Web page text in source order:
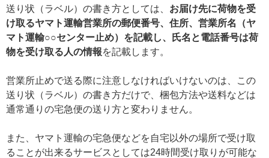
送り状（ラベル）の書き方としては、 お届け先に荷物を受
け取るヤマト運輸営業所の郵便番号、住所、営業所名（ヤ
マト運輸○○センター止め）を記載し、氏名と電話番号は荷
物を受け取る人の情報を記載します。
営業所止めで送る際に注意しなければいけないのは、この
送り状（ラベル）の書き方だけで、梱包方法や送料などは
通常通りの宅急便の送り方と変わりません。
また、ヤマト運輸の宅急便などを自宅以外の場所で受け取
ることが出来るサービスとしては24時間受け取りが可能な